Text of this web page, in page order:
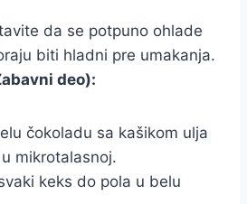
da se potpuno ohlade
biti hladni pre umakanja.
deo):
čokoladu sa kašikom ulja
mikrotalasnoj.
keks do pola u belu